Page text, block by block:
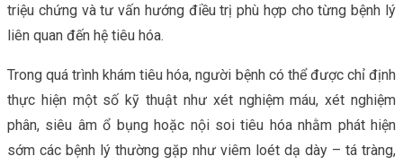
triệu chứng và tư vấn hướng điều trị phù hợp cho từng bệnh lý
liên quan đến hệ tiêu hóa.
Trong quá trình khám tiêu hóa, người bệnh có thể được chỉ định
thực hiện một số kỹ thuật như xét nghiệm máu, xét nghiệm
phân, siêu âm ổ bụng hoặc nội soi tiêu hóa nhằm phát hiện
sớm các bệnh lý thường gặp như viêm loét dạ dày – tá tràng,